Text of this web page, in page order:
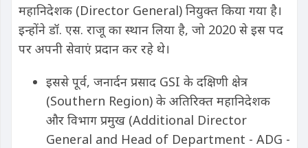
महानिदेशक (Director General) नियुक्त किया गया है।
इन्होंने डॉ. एस. राजू का स्थान लिया है, जो 2020 से इस पद
पर अपनी सेवाएं प्रदान कर रहे थे।
इससे पूर्व, जनार्दन प्रसाद GSI के दक्षिणी क्षेत्र
(Southern Region) के अतिरिक्त महानिदेशक
और विभाग प्रमुख (Additional Director
General and Head of Department - ADG -